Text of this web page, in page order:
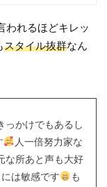
われるほどキレッ
スタイル抜群なん
っかけでもあるし
人一倍努力家な
な所あと声も大好
は敏感です
も